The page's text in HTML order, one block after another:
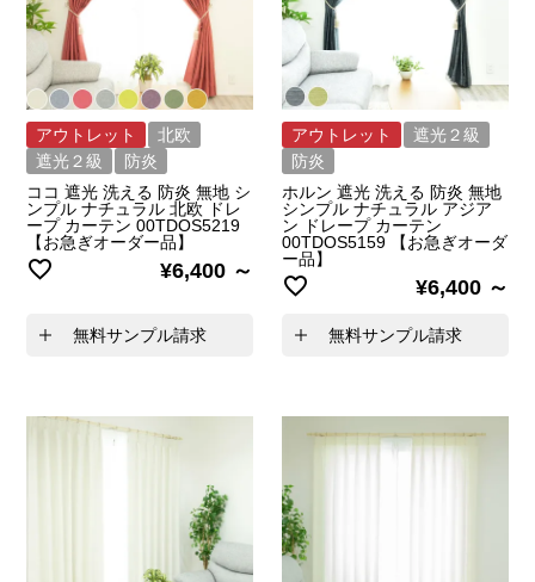
アウトレット
北欧
遮光２級
防炎
ココ 遮光 洗える 防炎 無地 シ
ンプル ナチュラル 北欧 ドレ
ープ カーテン 00TDOS5219
【お急ぎオーダー品】
¥6,400
無料サンプル請求
アウトレット
遮光２級
防炎
ホルン 遮光 洗える 防炎 無地
シンプル ナチュラル アジア
ン ドレープ カーテン
00TDOS5159 【お急ぎオーダ
ー品】
¥6,400
無料サンプル請求